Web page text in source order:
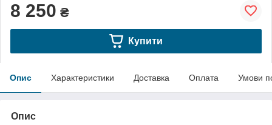
8 250 ₴
Купити
Опис Характеристики Доставка Оплата Умови
Опис